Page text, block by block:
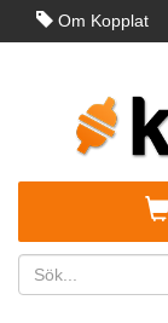
Om Kopplat